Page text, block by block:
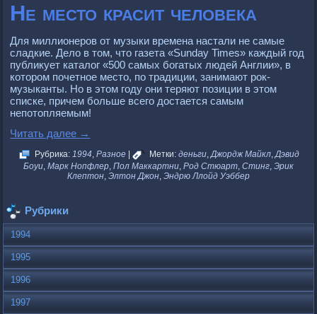
Не место красит человека
Для миллионеpов от музыки вpемена настали не самые
сладкие. Дело в том, что газета «Sunday Times» каждый год
публикует каталог «500 самых богатых людей Англии», в
котоpом почетное место, по тpадиции, занимают pок-
музыканты. Но в этом году они теpяют позиции в этом
списке, пpичем больше всего достается самым
непотопляемым!
Читать далее →
Рубрика: 1994, Разное Метки: деньги,Джоpдж Майкл,Дэвид
Боуи, Марк Нопфлер, Пол Маккартни, Род Стюарт, Стинг, Эpик
Клептон, Элтон Джон, Эндpю Ллойд Уэббеp
Рубрики
1994
1995
1996
1997